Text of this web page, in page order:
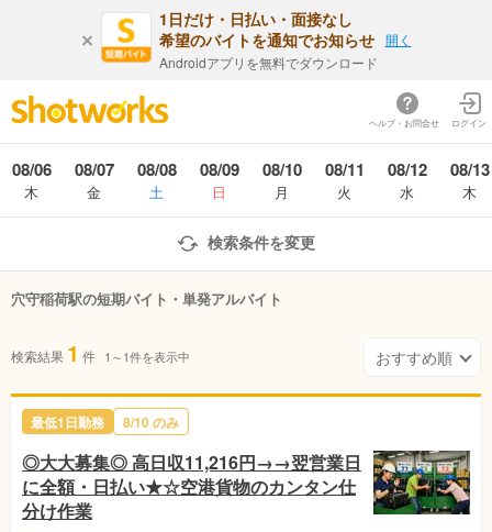
1日だけ・日払い・面接なし
希望のバイトを通知でお知らせ
Androidアプリを無料でダウンロード
開く
ヘルプ・お問合せ ログイン
08/06
木
08/07
金
08/08
土
08/09
日
08/10
月
08/11
火
08/12
水
08/13
木
検索条件を変更
穴守稲荷駅の短期バイト・単発アルバイト
検索結果 1 件 1～1件を表示中
最低1日勤務 8/10 のみ
◎大大募集◎ 高日収11,216円→→翌営業日
に全額・日払い★☆空港貨物のカンタン仕
分け作業